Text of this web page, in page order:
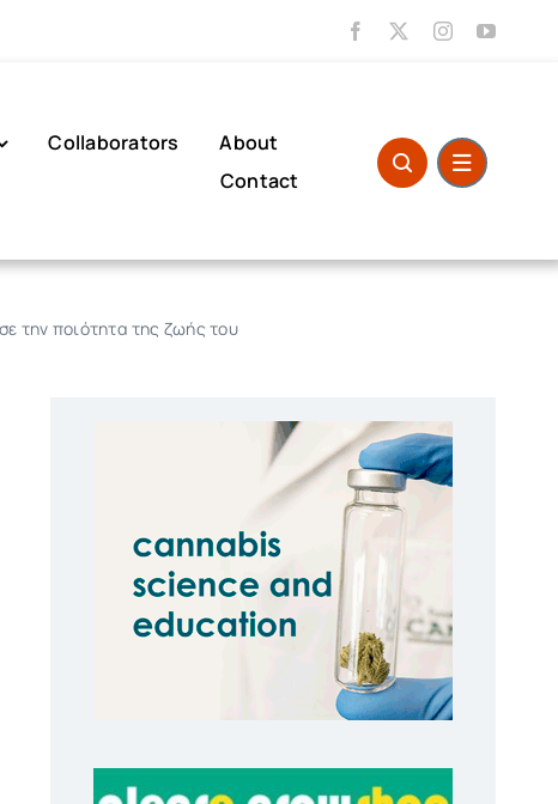
Collaborators
About
Contact
την ποιότητα της ζωής του